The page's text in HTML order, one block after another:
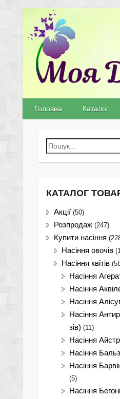
Головна Каталог
КАТАЛОГ
Акції (50)
Розпродаж (247)
Купити насіння
Насіння овочів
Насіння квітів
Насіння
Насіння
Насіння
Насіння
зів) (11)
Насіння Айстр
Насіння
Насіння
(5)
Насіння